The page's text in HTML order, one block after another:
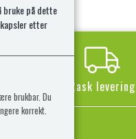
Rask levering
bruke på dette
etter
brukbar. Du
korrekt.